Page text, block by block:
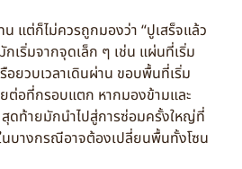
แต่ก็ไม่ควรถูกมองว่า “ปูเสร็จแล้ว
เริ่มจากจุดเล็ก ๆ เช่น แผ่นที่เริ่ม
อยวบเวลาเดินผ่าน ขอบพื้นที่เริ่ม
ต่อที่กรอบแตก หากมองข้ามและ
สุดท้ายมักนำไปสู่การซ่อมครั้งใหญ่ที่
บางกรณีอาจต้องเปลี่ยนพื้นทั้งโซน